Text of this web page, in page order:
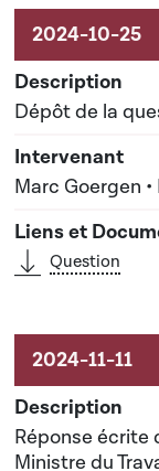
Activités liées
Dépôt de la
Marc Goergen
Question
Réponse écrite
Ministre du